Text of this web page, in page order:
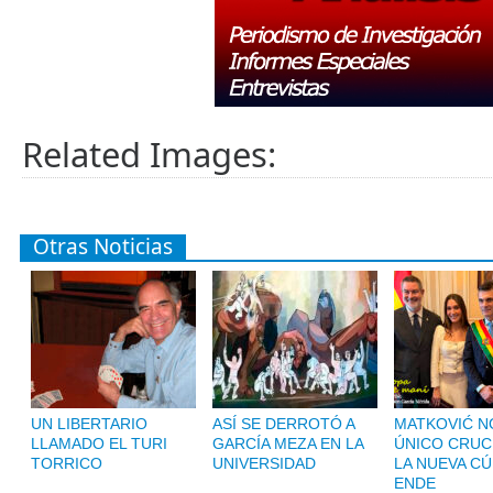
Related Images:
Otras Noticias
UN LIBERTARIO
LLAMADO EL TURI
TORRICO
ASÍ SE DERROTÓ A
GARCÍA MEZA EN LA
UNIVERSIDAD
MATKOVIĆ
ÚNICO
LA NUEVA
ENDE